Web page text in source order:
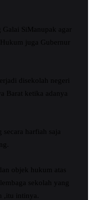
SiManupak agar
juga Gubernur
disekolah negeri
Barat ketika adanya
harfiah saja
objek hukum atas
sekolah yang
,itu intinya.